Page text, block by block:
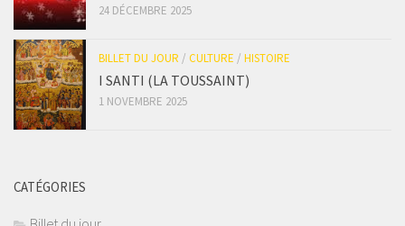
24 DÉCEMBRE 2025
BILLET DU JOUR / CULTURE / HISTOIRE
I SANTI (LA TOUSSAINT)
1 NOVEMBRE 2025
CATÉGORIES